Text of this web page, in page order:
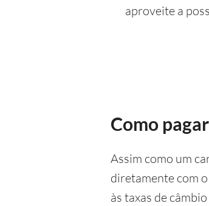
aproveite a
Como
Assim como um
diretamente com
às taxas de